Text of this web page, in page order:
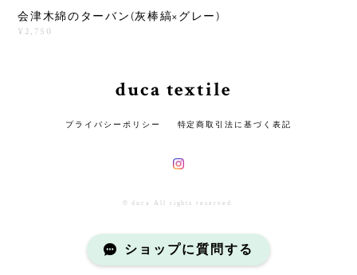
会津木綿のターバン(灰棒縞×グレー)
¥2,750
duca textile
プライバシーポリシー 特定商取引法に基づく表記
© duca All rights reserved.
ショップに質問する